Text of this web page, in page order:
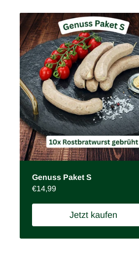
Genuss Paket S
Preis:
€14,99
Jetzt kaufen